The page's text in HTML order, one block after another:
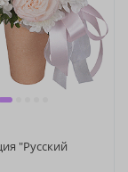
"Русский